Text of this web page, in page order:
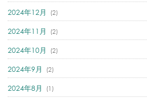
2024年12月 (2)
2024年11月 (2)
2024年10月 (2)
2024年9月 (2)
2024年8月 (1)